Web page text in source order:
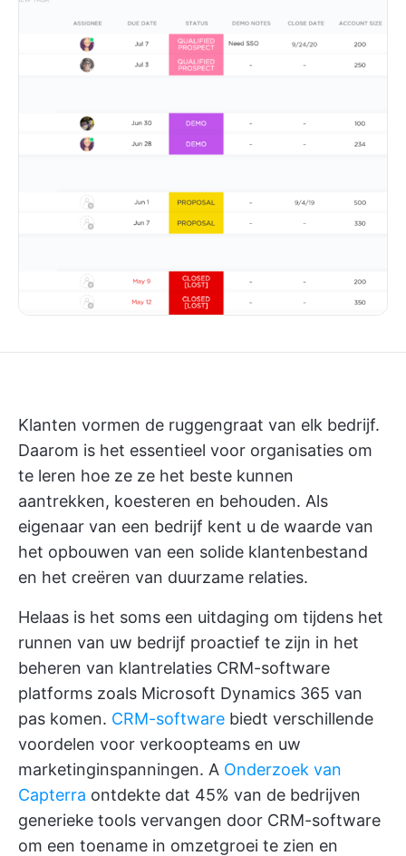
Klanten vormen de ruggengraat van elk bedrijf.
Daarom is het essentieel voor organisaties om
te leren hoe ze ze het beste kunnen
aantrekken, koesteren en behouden. Als
eigenaar van een bedrijf kent u de waarde van
het opbouwen van een solide klantenbestand
en het creëren van duurzame relaties.
Helaas is het soms een uitdaging om tijdens het
runnen van uw bedrijf proactief te zijn in het
beheren van klantrelaties CRM-software
platforms zoals Microsoft Dynamics 365 van
pas komen. CRM-software biedt verschillende
voordelen voor verkoopteams en uw
marketinginspanningen. A Onderzoek van
Capterra ontdekte dat 45% van de bedrijven
generieke tools vervangen door CRM-software
om een toename in omzetgroei te zien en